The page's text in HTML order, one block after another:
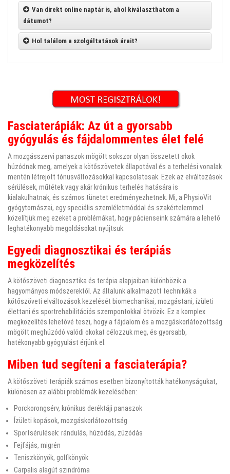
Van direkt online naptár is, ahol kiválaszthatom a
dátumot?
Hol találom a szolgáltatások árait?
Fasciaterápiák: Az út a gyorsabb
gyógyulás és fájdalommentes élet felé
A mozgásszervi panaszok mögött sokszor olyan összetett okok
húzódnak meg, amelyek a kötőszövetek állapotával és a terhelési vonalak
mentén létrejött tónusváltozásokkal kapcsolatosak. Ezek az elváltozások
sérülések, műtétek vagy akár krónikus terhelés hatására is
kialakulhatnak, és számos tünetet eredményezhetnek. Mi, a PhysioVit
gyógytornászai, egy speciális szemléletmóddal és szakértelemmel
közelítjük meg ezeket a problémákat, hogy pácienseink számára a lehető
leghatékonyabb megoldásokat nyújtsuk.
Egyedi diagnosztikai és terápiás
megközelítés
A kötőszöveti diagnosztika és terápia alapjaiban különbözik a
hagyományos módszerektől. Az általunk alkalmazott technikák a
kötőszöveti elváltozások kezelését biomechanikai, mozgástani, ízületi
élettani és sportrehabilitációs szempontokkal ötvözik. Ez a komplex
megközelítés lehetővé teszi, hogy a fájdalom és a mozgáskorlátozottság
mögött meghúzódó valódi okokat célozzuk meg, és gyorsabb,
hatékonyabb gyógyulást érjünk el.
Miben tud segíteni a fasciaterápia?
A kötőszöveti terápiák számos esetben bizonyították hatékonyságukat,
különösen az alábbi problémák kezelésében:
Porckorongsérv, krónikus deréktáji panaszok
Ízületi kopások, mozgáskorlátozottság
Sportsérülések: rándulás, húzódás, zúzódás
Fejfájás, migrén
Teniszkönyök, golfkönyök
Carpalis alagút szindróma